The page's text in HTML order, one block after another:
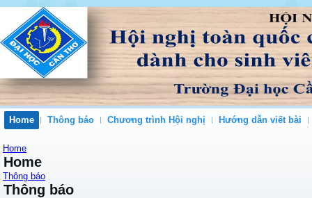
Home Thông báo Chương trình Hội nghị Hướng dẫn viết bài
Home
Home
Thông báo
Thông báo